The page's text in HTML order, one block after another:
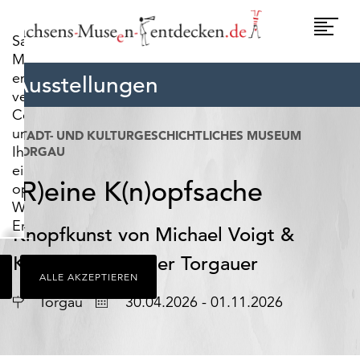
Sachsens-
Museen-
entdecken.de
verwendet
Cookies,
um
Ihnen
ein
optimales
Webseiten-
Erlebnis
zu
bieten.
Dazu
zählen
für
ALLE AKZEPTIEREN
Ausstellungen
STADT- UND KULTURGESCHICHTLICHES MUSEUM
TORGAU
(R)eine K(n)opfsache
Knopfkunst von Michael Voigt &
Knopflieblinge der Torgauer
Ort Torgau Datum30.04.2026 - 01.11.2026